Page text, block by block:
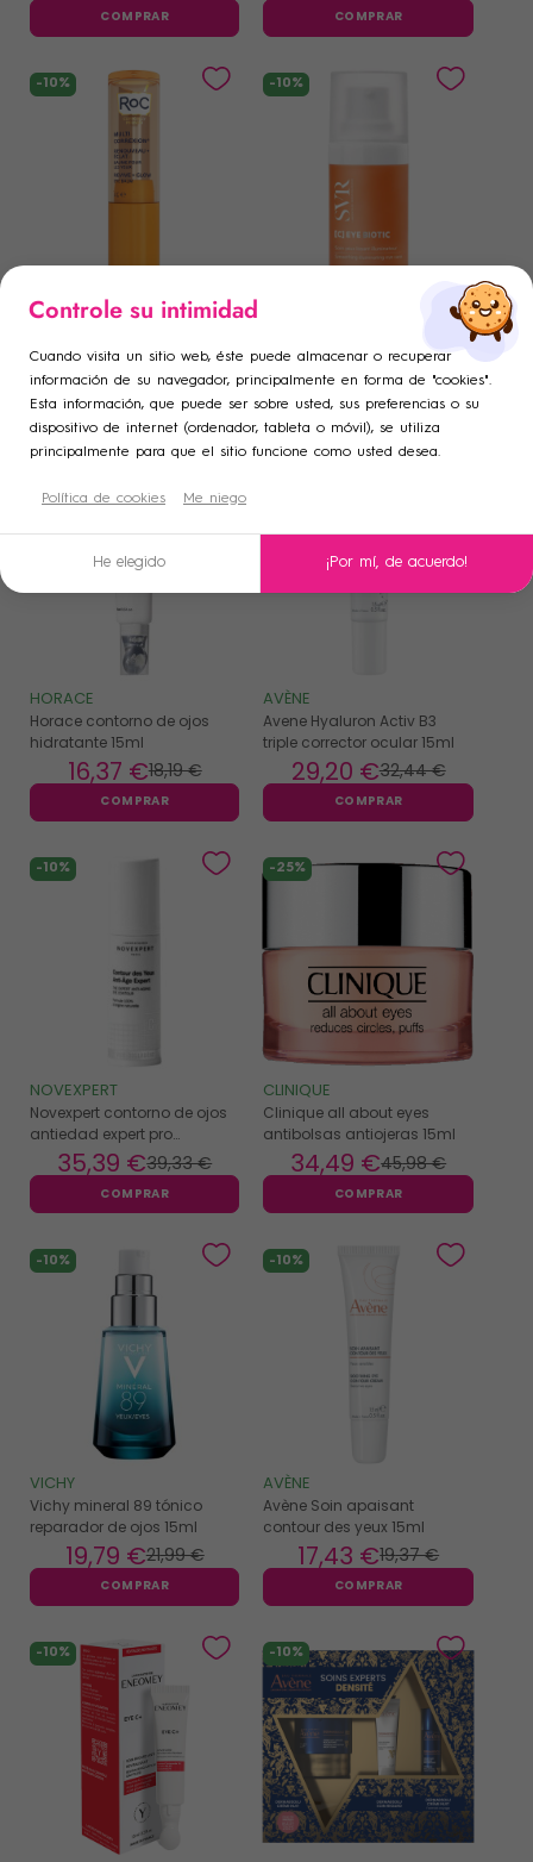
COMPRAR COMPRAR
-10%
ROC
Bálsamo Renovador +
Luminosidad Contorno de
29,53 €
26,58 €
COMPRAR
-10%
29,24 €
26,32 €
COMPRAR
HORACE
Horace contorno de ojos
hidratante 15ml
18,19 €
16,37 €
COMPRAR
AVÈNE
Avene Hyaluron Activ B3
triple corrector ocular 15ml
32,44 €
29,20 €
COMPRAR
-10%
NOVEXPERT
Novexpert contorno de ojos
antiedad expert pro
collagen 15ml
39,33 €
35,39 €
COMPRAR
-25%
CLINIQUE
Clinique all about eyes
antibolsas antiojeras 15ml
45,98 €
34,49 €
COMPRAR
-10%
VICHY
Vichy mineral 89 tónico
reparador de ojos 15ml
21,99 €
19,79 €
COMPRAR
-10%
AVÈNE
Avène Soin apaisant
contour des yeux 15ml
19,37 €
17,43 €
COMPRAR
-10% -10%
Añadir a la lista de deseos ×
add_circle_outline Crear una nueva lista
((modalTitle)) ×
Crear lista de deseos ×
Nombre de la lista de deseos
Cancelar Crear lista de deseos
Iniciar sesión ×
Debe iniciar sesión para guardar productos en su lista de
deseos.
Cancelar Iniciar sesión
Controle su intimidad
Cuando visita un sitio web, éste puede almacenar o recuperar
información de su navegador, principalmente en forma de "cookies".
Esta información, que puede ser sobre usted, sus preferencias o su
dispositivo de internet (ordenador, tableta o móvil), se utiliza
principalmente para que el sitio funcione como usted desea.
Política de cookies Me niego
He elegido ¡Por mí, de acuerdo!